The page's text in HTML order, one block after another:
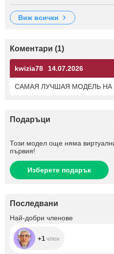
виж всички
Коментари (1)
kwizia78 14.07.2026
САМАЯ ЛУЧШАЯ МОДЕЛЬ НА
Подаръци
Този модел още няма
първия!
Изберете подарък
Последвани
Най-добри членове
+1 член